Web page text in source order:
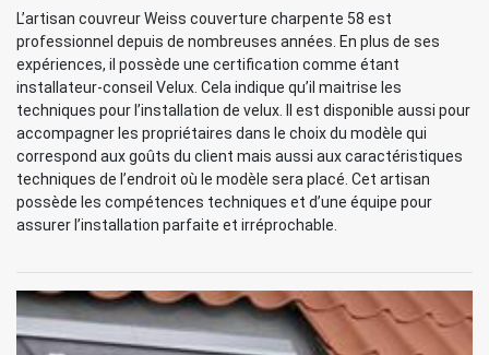
L’artisan couvreur Weiss couverture charpente 58 est
professionnel depuis de nombreuses années. En plus de ses
expériences, il possède une certification comme étant
installateur-conseil Velux. Cela indique qu’il maitrise les
techniques pour l’installation de velux. Il est disponible aussi pour
accompagner les propriétaires dans le choix du modèle qui
correspond aux goûts du client mais aussi aux caractéristiques
techniques de l’endroit où le modèle sera placé. Cet artisan
possède les compétences techniques et d’une équipe pour
assurer l’installation parfaite et irréprochable.